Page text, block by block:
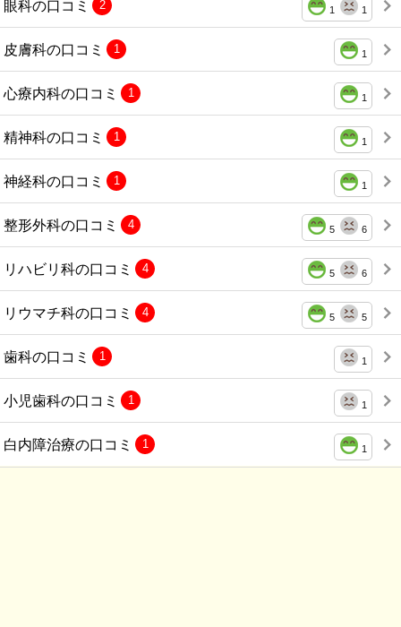
眼科の口コミ 1 1
2
皮膚科の口コミ 1
1
心療内科の口コミ 1
1
精神科の口コミ 1
1
神経科の口コミ 1
1
整形外科の口コミ 5 6
4
リハビリ科の口コミ 5 6
4
リウマチ科の口コミ 5 5
4
歯科の口コミ 1
1
小児歯科の口コミ 1
1
白内障治療の口コミ 1
1